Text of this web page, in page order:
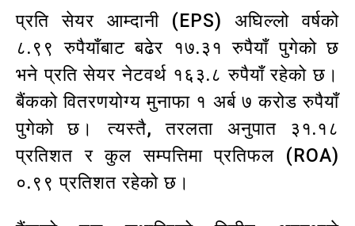
प्रति सेयर आम्दानी (EPS) अघिल्लो वर्षको
८.९९ रुपैयाँबाट बढेर १७.३१ रुपैयाँ पुगेको छ
भने प्रति सेयर नेटवर्थ १६३.८ रुपैयाँ रहेको छ।
बैंकको वितरणयोग्य मुनाफा १ अर्ब ७ करोड रुपैयाँ
पुगेको छ। त्यस्तै, तरलता अनुपात ३१.१८
प्रतिशत र कुल सम्पत्तिमा प्रतिफल (ROA)
०.९९ प्रतिशत रहेको छ।